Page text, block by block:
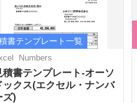
書テンプレート一覧
Numbers
積書テンプレート-オーソ
ックス(エクセル・ナンバ
ズ)